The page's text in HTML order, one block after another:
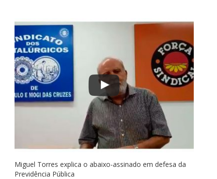
Miguel Torres explica o abaixo-assinado em defesa da
Previdência Pública